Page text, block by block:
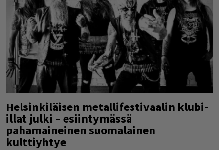
Helsinkiläisen metallifestivaalin klubi-
illat julki – esiintymässä
pahamaineinen suomalainen
kulttiyhtye